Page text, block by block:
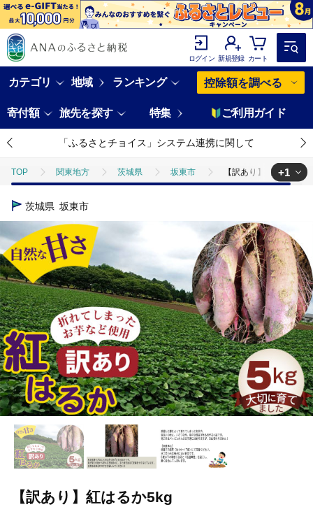
ログイン 新規登録 カート
カテゴリ 地域 ランキング 控除額を調べる
寄付額 旅先を探す 特集 ご利用ガイド
「ふるさとチョイス」システム連携に関して
TOP 関東地方 茨城県 坂東市 【訳あり】紅はるか5kg
TOP
+1
茨城県 坂東市
【訳あり】紅はるか5kg